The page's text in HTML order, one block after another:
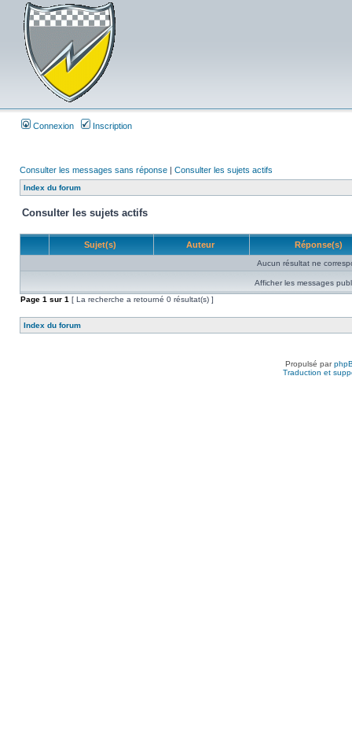
Connexion Inscription
Consulter les messages sans réponse | Consulter les sujets actifs
Index du forum
Consulter les sujets actifs
Sujet(s) Auteur Réponse(s)
Aucun résultat ne
Afficher les messages
Page 1 sur 1 [ La recherche a retourné 0 résultat(s) ]
Index du forum
Propulsé par
Traduction et